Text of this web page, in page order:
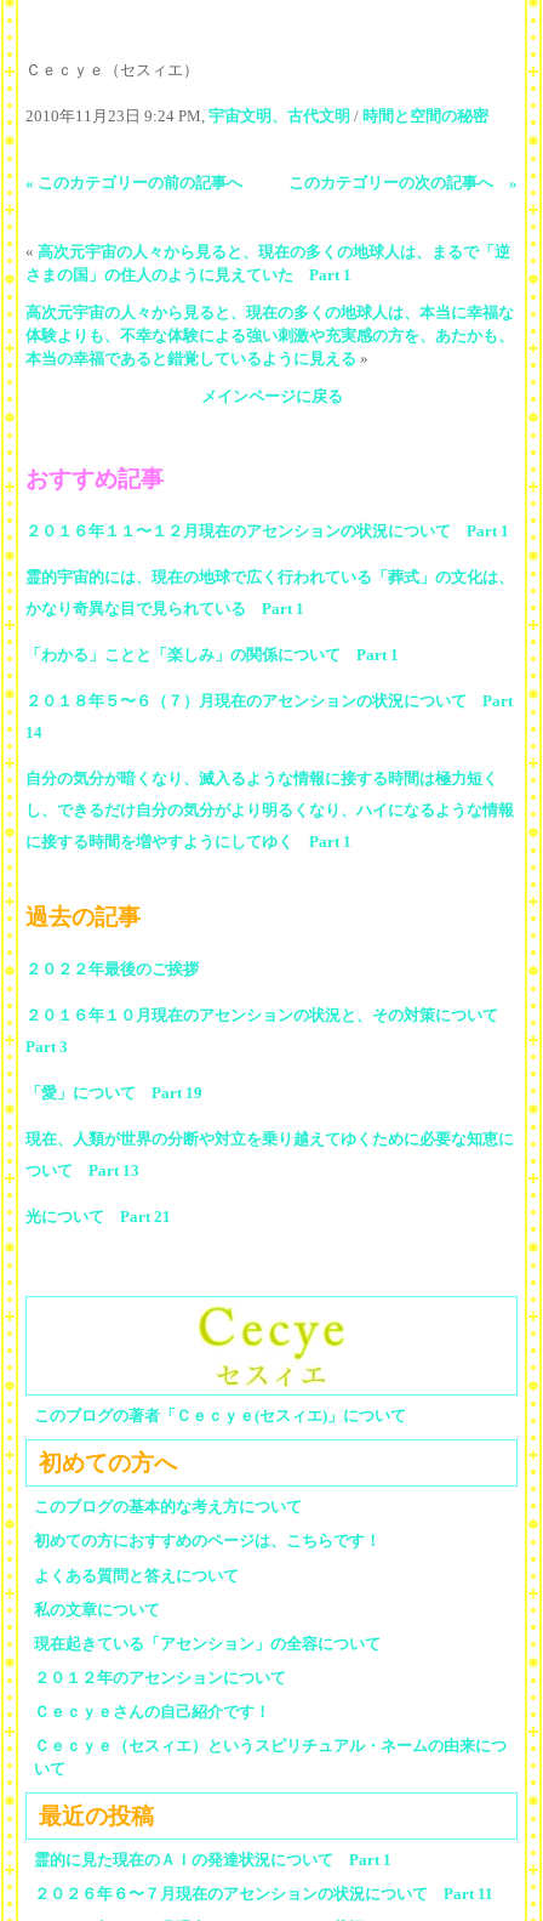
Ｃｅｃｙｅ（セスィエ）
2010年11月23日 9:24 PM, 宇宙文明、古代文明 / 時間と空間の秘密
« このカテゴリーの前の記事へ このカテゴリーの次の記事へ »
« 高次元宇宙の人々から見ると、現在の多くの地球人は、まるで「逆
さまの国」の住人のように見えていた Part 1
高次元宇宙の人々から見ると、現在の多くの地球人は、本当に幸福な
体験よりも、不幸な体験による強い刺激や充実感の方を、あたかも、
本当の幸福であると錯覚しているように見える »
メインページに戻る
おすすめ記事
２０１６年１１〜１２月現在のアセンションの状況について Part 1
霊的宇宙的には、現在の地球で広く行われている「葬式」の文化は、
かなり奇異な目で見られている Part 1
「わかる」ことと「楽しみ」の関係について Part 1
２０１８年５〜６（７）月現在のアセンションの状況について Part
14
自分の気分が暗くなり、滅入るような情報に接する時間は極力短く
し、できるだけ自分の気分がより明るくなり、ハイになるような情報
に接する時間を増やすようにしてゆく Part 1
過去の記事
２０２２年最後のご挨拶
２０１６年１０月現在のアセンションの状況と、その対策について
Part 3
「愛」について Part 19
現在、人類が世界の分断や対立を乗り越えてゆくために必要な知恵に
ついて Part 13
光について Part 21
このブログの著者「Ｃｅｃｙｅ(セスィエ)」について
初めての方へ
このブログの基本的な考え方について
初めての方におすすめのページは、こちらです！
よくある質問と答えについて
私の文章について
現在起きている「アセンション」の全容について
２０１２年のアセンションについて
Ｃｅｃｙｅさんの自己紹介です！
Ｃｅｃｙｅ（セスィエ）というスピリチュアル・ネームの由来につ
いて
最近の投稿
霊的に見た現在のＡＩの発達状況について Part 1
２０２６年６〜７月現在のアセンションの状況について Part 11